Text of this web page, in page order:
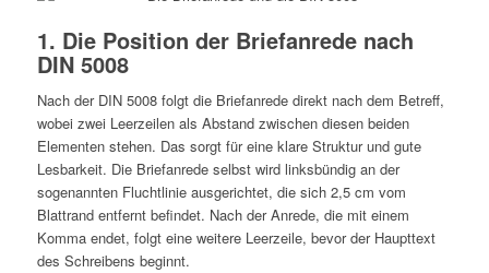
1. Die Position der Briefanrede nach
DIN 5008
Nach der DIN 5008 folgt die Briefanrede direkt nach dem Betreff,
wobei zwei Leerzeilen als Abstand zwischen diesen beiden
Elementen stehen. Das sorgt für eine klare Struktur und gute
Lesbarkeit. Die Briefanrede selbst wird linksbündig an der
sogenannten Fluchtlinie ausgerichtet, die sich 2,5 cm vom
Blattrand entfernt befindet. Nach der Anrede, die mit einem
Komma endet, folgt eine weitere Leerzeile, bevor der Haupttext
des Schreibens beginnt.